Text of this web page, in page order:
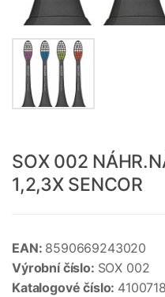
SOX 002
1,2,3X SENCOR
EAN: 8590669243020
Výrobní číslo: SOX 002
Katalogové číslo: